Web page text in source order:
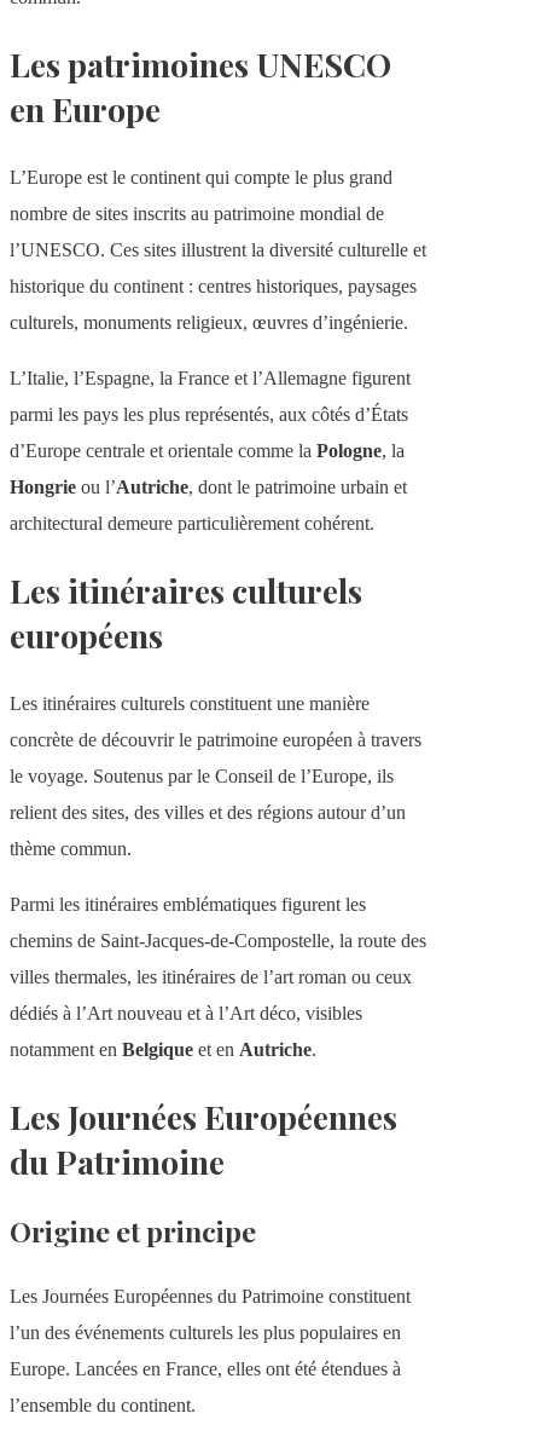
Les patrimoines UNESCO
en Europe
L’Europe est le continent qui compte le plus grand
nombre de sites inscrits au patrimoine mondial de
l’UNESCO. Ces sites illustrent la diversité culturelle et
historique du continent : centres historiques, paysages
culturels, monuments religieux, œuvres d’ingénierie.
L’Italie, l’Espagne, la France et l’Allemagne figurent
parmi les pays les plus représentés, aux côtés d’États
d’Europe centrale et orientale comme la Pologne, la
Hongrie ou l’Autriche, dont le patrimoine urbain et
architectural demeure particulièrement cohérent.
Les itinéraires culturels
européens
Les itinéraires culturels constituent une manière
concrète de découvrir le patrimoine européen à travers
le voyage. Soutenus par le Conseil de l’Europe, ils
relient des sites, des villes et des régions autour d’un
thème commun.
Parmi les itinéraires emblématiques figurent les
chemins de Saint-Jacques-de-Compostelle, la route des
villes thermales, les itinéraires de l’art roman ou ceux
dédiés à l’Art nouveau et à l’Art déco, visibles
notamment en Belgique et en Autriche.
Les Journées Européennes
du Patrimoine
Origine et principe
Les Journées Européennes du Patrimoine constituent
l’un des événements culturels les plus populaires en
Europe. Lancées en France, elles ont été étendues à
l’ensemble du continent.